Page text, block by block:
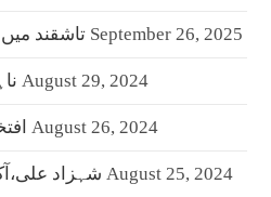
تاشقند September 26, 2025
August 29, 2024
August 26, 2024
شہزاد August 25, 2024